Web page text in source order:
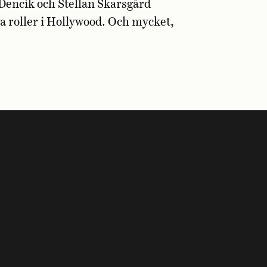
och Stellan Skarsgård
roller i Hollywood. Och mycket,